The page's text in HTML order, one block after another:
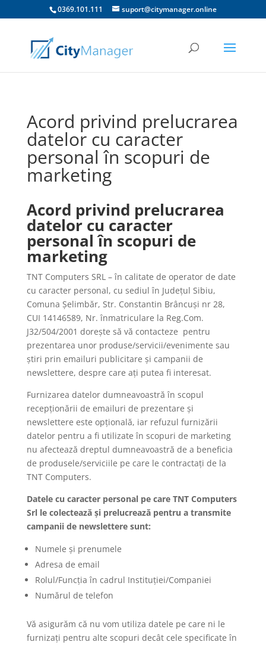
0369.101.111 suport@citymanager.online
Acord privind prelucrarea
datelor cu caracter
personal în scopuri de
marketing
Acord privind prelucrarea
datelor cu caracter
personal în scopuri de
marketing
TNT Computers SRL – în calitate de operator de date
cu caracter personal, cu sediul în Județul Sibiu,
Comuna Șelimbăr, Str. Constantin Brâncuși nr 28,
CUI 14146589, Nr. înmatriculare la Reg.Com.
J32/504/2001 dorește să vă contacteze pentru
prezentarea unor produse/servicii/evenimente sau
știri prin emailuri publicitare și campanii de
newslettere, despre care ați putea fi interesat.
Furnizarea datelor dumneavoastră în scopul
recepționării de emailuri de prezentare și
newslettere este opțională, iar refuzul furnizării
datelor pentru a fi utilizate în scopuri de marketing
nu afectează dreptul dumneavoastră de a beneficia
de produsele/serviciile pe care le contractați de la
TNT Computers.
Datele cu caracter personal pe care TNT Computers
Srl le colectează și prelucrează pentru a transmite
campanii de newslettere sunt:
Numele și prenumele
Adresa de email
Rolul/Funcția în cadrul Instituției/Companiei
Numărul de telefon
Vă asigurăm că nu vom utiliza datele pe care ni le
furnizați pentru alte scopuri decât cele specificate în